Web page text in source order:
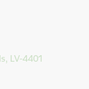
LV-4401